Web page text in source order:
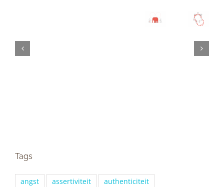
Tags
angst assertiviteit
authenticiteit